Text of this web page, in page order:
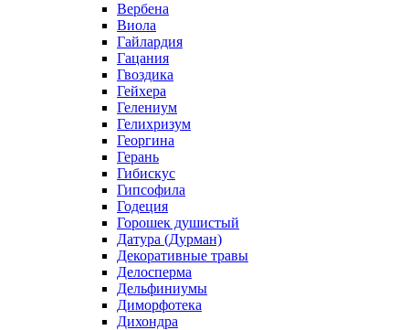
Вербена
Виола
Гайлардия
Гацания
Гвоздика
Гейхера
Гелениум
Гелихризум
Георгина
Герань
Гибискус
Гипсофила
Годеция
Горошек душистый
Датура (Дурман)
Декоративные травы
Делосперма
Дельфиниумы
Диморфотека
Дихондра